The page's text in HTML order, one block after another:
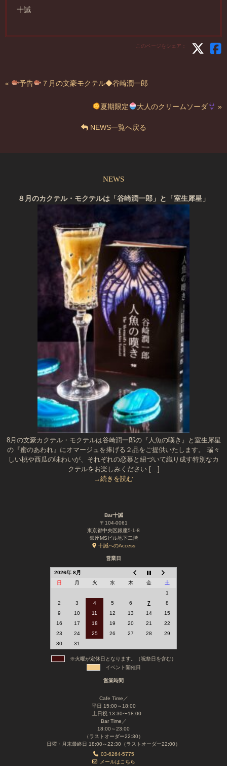
十誡
このページをシェア：
« 予告 ７月の文豪モクテル◆谷崎潤一郎
夏期限定 大人のクリームソーダ »
NEWS一覧へ戻る
NEWS
８月のカクテル・モクテルは「谷崎潤一郎」と「室生犀星」
8月の文豪カクテル・モクテルは谷崎潤一郎の『人魚の嘆き』と室生犀星
の『蜜のあわれ』にオマージュを捧げる２品をご提供いたします。 瑞々
しい桃や西瓜の味わいが、それぞれの恋慕と紐づいて織り成す特別なカ
クテルをお楽しみください […]
→続きを読む
Bar十誡
〒104-0061
東京都中央区銀座5-1-8
銀座MSビル地下二階
十誡へのAccess
営業日
2026年 8月
日
月 火 水 木 金
土
1
2
3 4 5 6 7
8
9
10 11 12 13 14
15
16
17 18 19 20 21
22
23
24 25 26 27 28
29
30
31
※火曜が定休日となります。（祝祭日を含む）
イベント開催日
営業時間
Cafe Time／
平日 15:00～18:00
土日祝 13:30〜18:00
Bar Time／
18:00～23:00
（ラストオーダー22:30）
日曜・月末最終日 18:00～22:30（ラストオーダー22:00）
03-6264-5775
メールはこちら